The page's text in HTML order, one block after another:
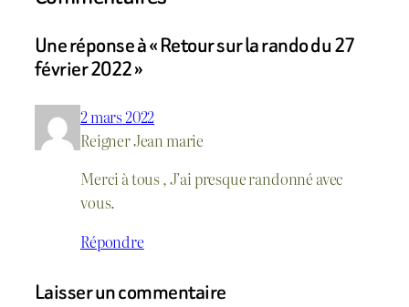
Une réponse à « Retour sur la rando du 27
février 2022 »
2 mars 2022
Reigner Jean marie
Merci à tous , J’ai presque randonné avec
vous.
Répondre
Laisser un commentaire